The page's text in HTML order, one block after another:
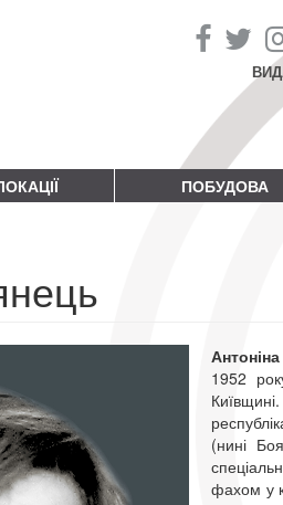
ПОБУДОВА
1952
(нині
фахом у